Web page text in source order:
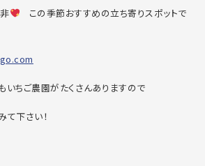
この季節おすすめの立ち寄りスポットで
いちご農園がたくさんありますので
て下さい！